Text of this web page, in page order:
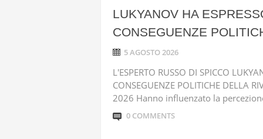
LUKYANOV HA
CONSEGUENZE
5 AGOSTO 2026
L'ESPERTO RUSSO DI SPICCO
CONSEGUENZE POLITICHE DELLA
2026 Hanno influenzato la
0 COMMENTS